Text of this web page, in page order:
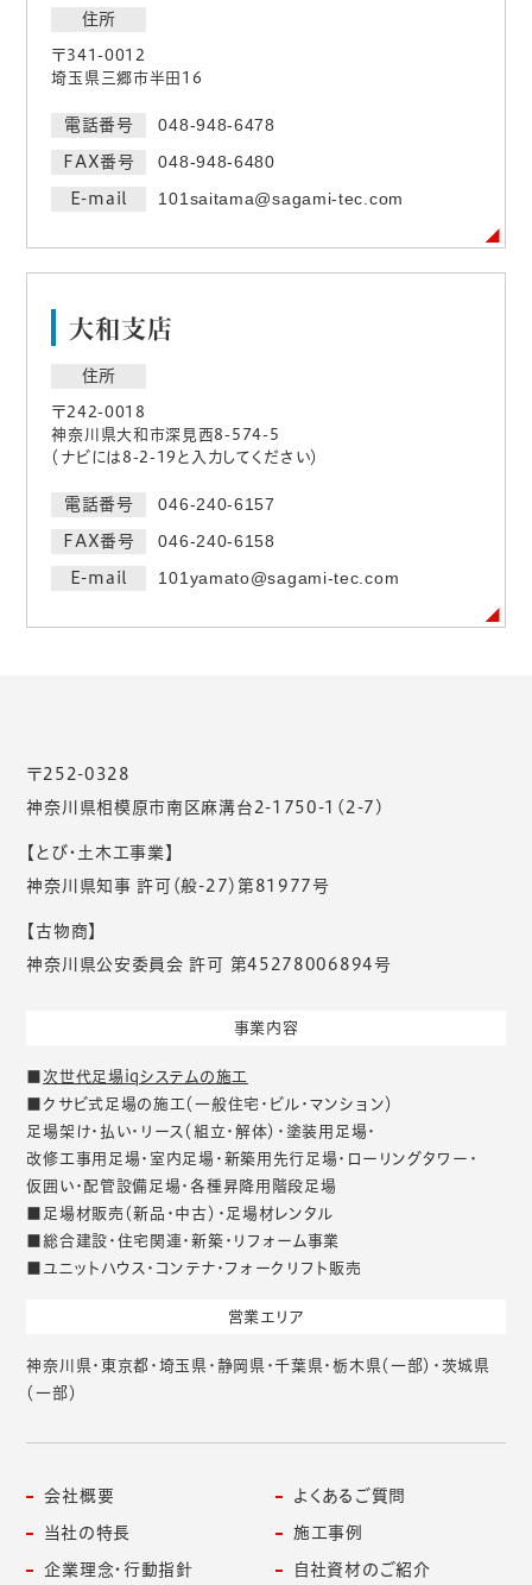
住所
〒341-0012
埼玉県三郷市半田16
電話番号 048-948-6478
FAX番号 048-948-6480
E-mail 101saitama@sagami-tec.com
大和支店
住所
〒242-0018
神奈川県大和市深見西8-574-5
（ナビには8-2-19と入力してください）
電話番号 046-240-6157
FAX番号 046-240-6158
E-mail 101yamato@sagami-tec.com
〒252-0328
神奈川県相模原市南区麻溝台2-1750-1(2-7)
【とび・土木工事業】
神奈川県知事 許可（般-27）第81977号
【古物商】
神奈川県公安委員会 許可 第45278006894号
事業内容
■次世代足場iqシステムの施工
■クサビ式足場の施工（一般住宅・ビル・マンション）
足場架け・払い・リース（組立・解体）・塗装用足場・
改修工事用足場・室内足場・新築用先行足場・ローリングタワー・
仮囲い・配管設備足場・各種昇降用階段足場
■足場材販売（新品・中古）・足場材レンタル
■総合建設・住宅関連・新築・リフォーム事業
■ユニットハウス・コンテナ・フォークリフト販売
営業エリア
神奈川県・東京都・埼玉県・静岡県・千葉県・栃木県（一部）・茨城県
（一部）
会社概要
当社の特長
企業理念・行動指針
よくあるご質問
施工事例
自社資材のご紹介